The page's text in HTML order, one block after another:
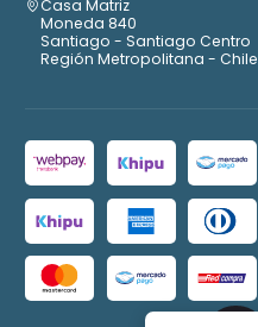
Casa Matriz
Moneda 840
Santiago - Santiago Centro
Región Metropolitana - Chile